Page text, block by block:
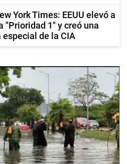
York Times: EEUU elevó a
"Prioridad 1" y creó una
especial de la CIA